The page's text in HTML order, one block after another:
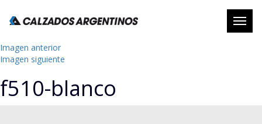
Abrir
Imagen anterior
Imagen siguiente
f510-blanco